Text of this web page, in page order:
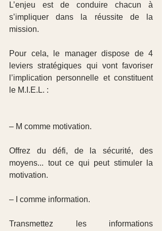
L’enjeu est de conduire chacun à
s’impliquer dans la réussite de la
mission.
Pour cela, le manager dispose de 4
leviers stratégiques qui vont favoriser
l’implication personnelle et constituent
le M.I.E.L. :
– M comme motivation.
Offrez du défi, de la sécurité, des
moyens... tout ce qui peut stimuler la
motivation.
– I comme information.
Transmettez les informations